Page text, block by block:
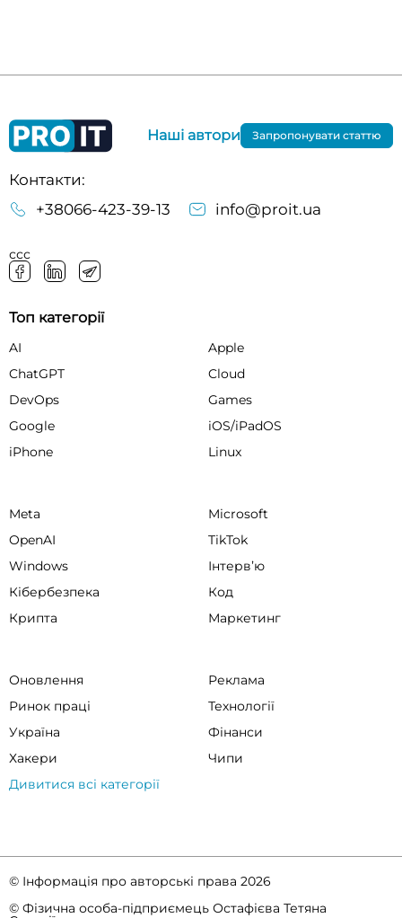
Контакти:
+38066-423-39-13
info@proit.ua
ссс
Наші автори Запропонувати статтю
Топ категорії
AI
Apple
ChatGPT
Cloud
DevOps
Games
Google
iOS/iPadOS
iPhone
Linux
Meta
Microsoft
OpenAI
TikTok
Windows
Інтервʼю
Кібербезпека
Код
Крипта
Маркетинг
Оновлення
Реклама
Ринок праці
Технології
Україна
Фінанси
Хакери
Чипи
Дивитися всі категорії
© Інформація про авторські права 2026
© Фізична особа-підприємець Остафієва Тетяна